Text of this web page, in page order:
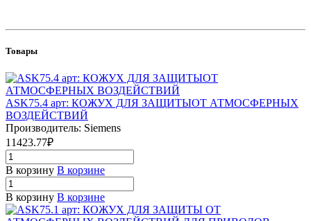
Товары
ASK75.4 арт: КОЖУХ ДЛЯ ЗАЩИТЫОТ АТМОСФЕРНЫХ
ВОЗДЕЙСТВИЙ
Производитель: Siemens
11423.77₽
В корзину В корзине
В корзину В корзине